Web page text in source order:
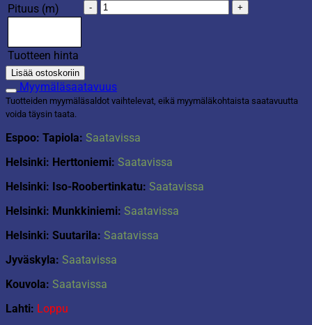
Pituus (m)
Tuotteen hinta
Kerniliina
Fägring
Lisää ostoskoriin
Myymäläsaatavuus
Tuotteiden myymäläsaldot vaihtelevat, eikä myymäläkohtaista saatavuutta
voida täysin taata.
Espoo: Tapiola: Saatavissa
Helsinki: Herttoniemi: Saatavissa
Helsinki: Iso-Roobertinkatu: Saatavissa
Helsinki: Munkkiniemi: Saatavissa
Helsinki: Suutarila: Saatavissa
Jyväskyla: Saatavissa
Kouvola: Saatavissa
Lahti: Loppu